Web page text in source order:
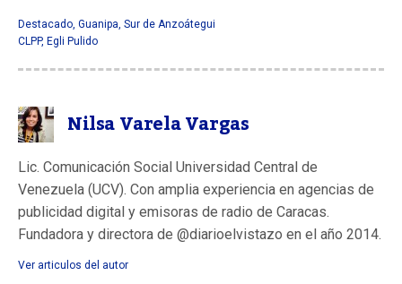
Destacado, Guanipa, Sur de Anzoátegui
CLPP, Egli Pulido
Nilsa Varela Vargas
Lic. Comunicación Social Universidad Central de
Venezuela (UCV). Con amplia experiencia en agencias de
publicidad digital y emisoras de radio de Caracas.
Fundadora y directora de @diarioelvistazo en el año 2014.
Ver articulos del autor